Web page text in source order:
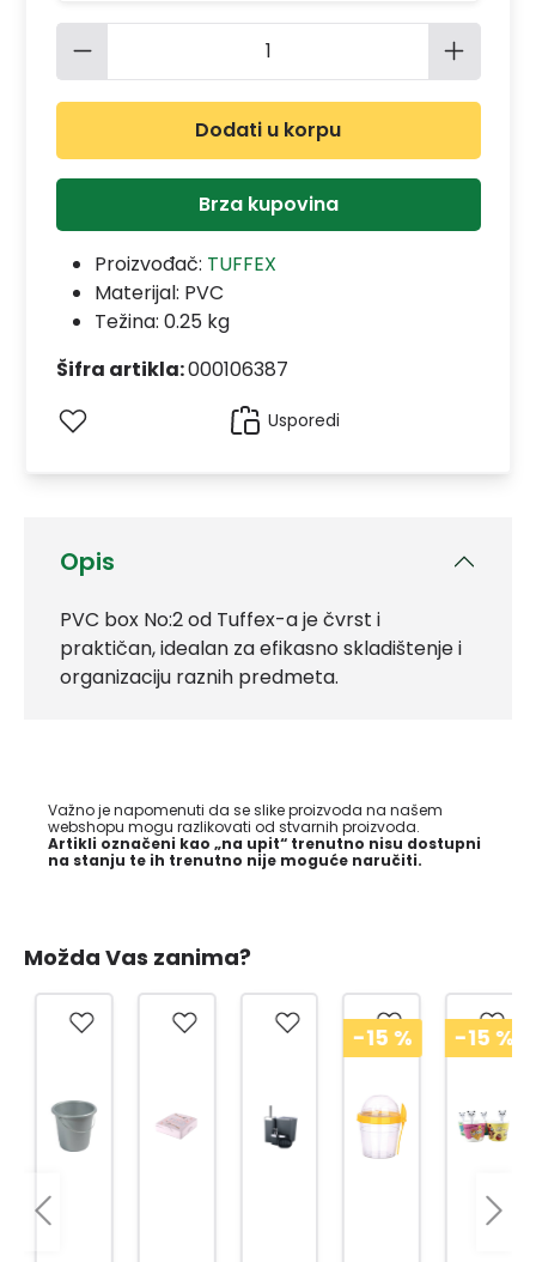
Opis
PVC box No:2 od Tuffex-a je čvrst i
praktičan, idealan za efikasno skladištenje i
organizaciju raznih predmeta.
Važno je napomenuti da se slike proizvoda na našem
webshopu mogu razlikovati od stvarnih proizvoda.
Artikli označeni kao „na upit“ trenutno nisu dostupni
na stanju te ih trenutno nije moguće naručiti.
Količina proizvoda: Unesite
Dodati u korpu
Brza kupovina
Proizvođač: TUFFEX
Materijal: PVC
Težina: 0.25 kg
Šifra artikla:000106387
Usporedi
Možda Vas zanima?
-15% -15%